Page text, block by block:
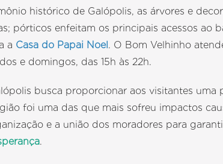
histórico de Galópolis, as árvores e
pórticos enfeitam os principais acessos ao
a Casa do Papai Noel . O Bom Velhinho
e domingos, das 15h às 22h.
busca proporcionar aos visitantes uma
foi uma das que mais sofreu impactos
e a união dos moradores para
.